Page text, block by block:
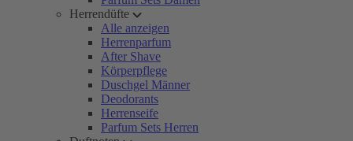
Herrendüfte
Alle anzeigen
Herrenparfum
After Shave
Körperpflege
Duschgel Männer
Deodorants
Herrenseife
Parfum Sets Herren